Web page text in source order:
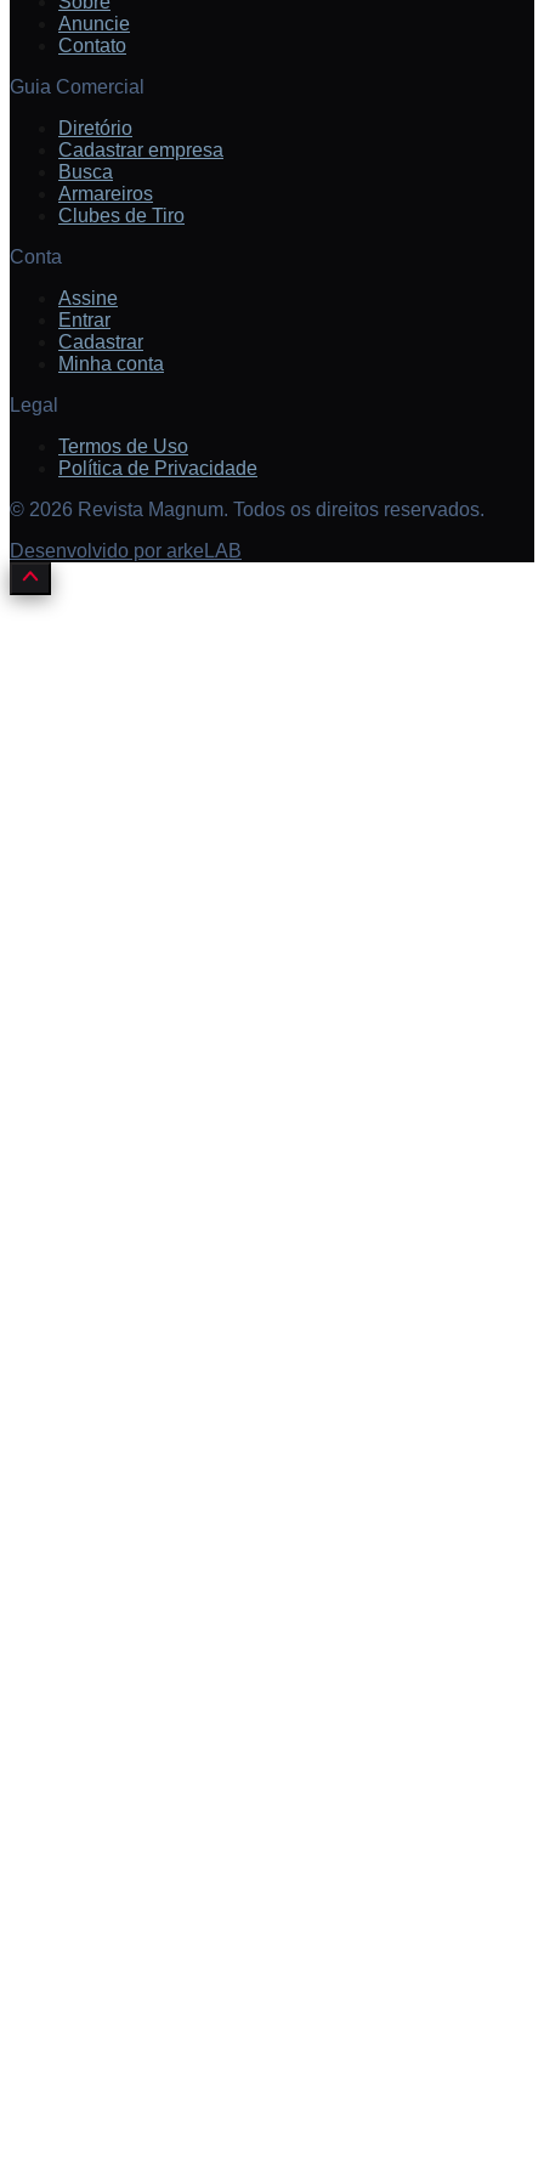
Anuncie
Contato
Guia Comercial
Diretório
Cadastrar empresa
Busca
Armareiros
Clubes de Tiro
Conta
Assine
Entrar
Cadastrar
Minha conta
Legal
Termos de Uso
Política de Privacidade
© 2026 Revista Magnum. Todos os direitos reservados.
Desenvolvido por arkeLAB